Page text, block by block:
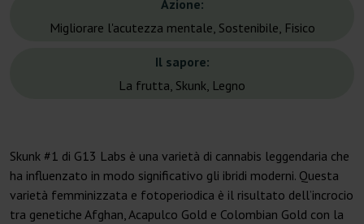
Azione:
Migliorare l'acutezza mentale, Sostenibile, Fisico
Il sapore:
La frutta, Skunk, Legno
Skunk #1 di G13 Labs è una varietà di cannabis leggendaria che
ha influenzato in modo significativo gli ibridi moderni. Questa
varietà femminizzata e fotoperiodica è il risultato dell’incrocio
tra genetiche Afghan, Acapulco Gold e Colombian Gold con la